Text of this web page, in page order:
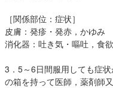
［関係部位：症状］
皮膚：発疹・発赤，かゆみ
消化器：吐き気・嘔吐，食
3．5～6日間服用しても症
の箱を持って医師，薬剤師